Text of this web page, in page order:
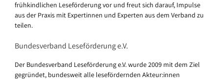
frühkindlichen Leseförderung vor und freut sich darauf, Impulse
aus der Praxis mit Expertinnen und Experten aus dem Verband zu
teilen.
Bundesverband Leseförderung e.V.
Der Bundesverband Leseförderung e.V. wurde 2009 mit dem Ziel
gegründet, bundesweit alle lesefördernden Akteur:innen